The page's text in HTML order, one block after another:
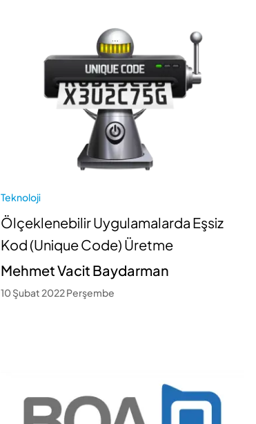
Teknoloji
Ölçeklenebilir Uygulamalarda Eşsiz
Kod (Unique Code) Üretme
Mehmet Vacit Baydarman
10 Şubat 2022 Perşembe